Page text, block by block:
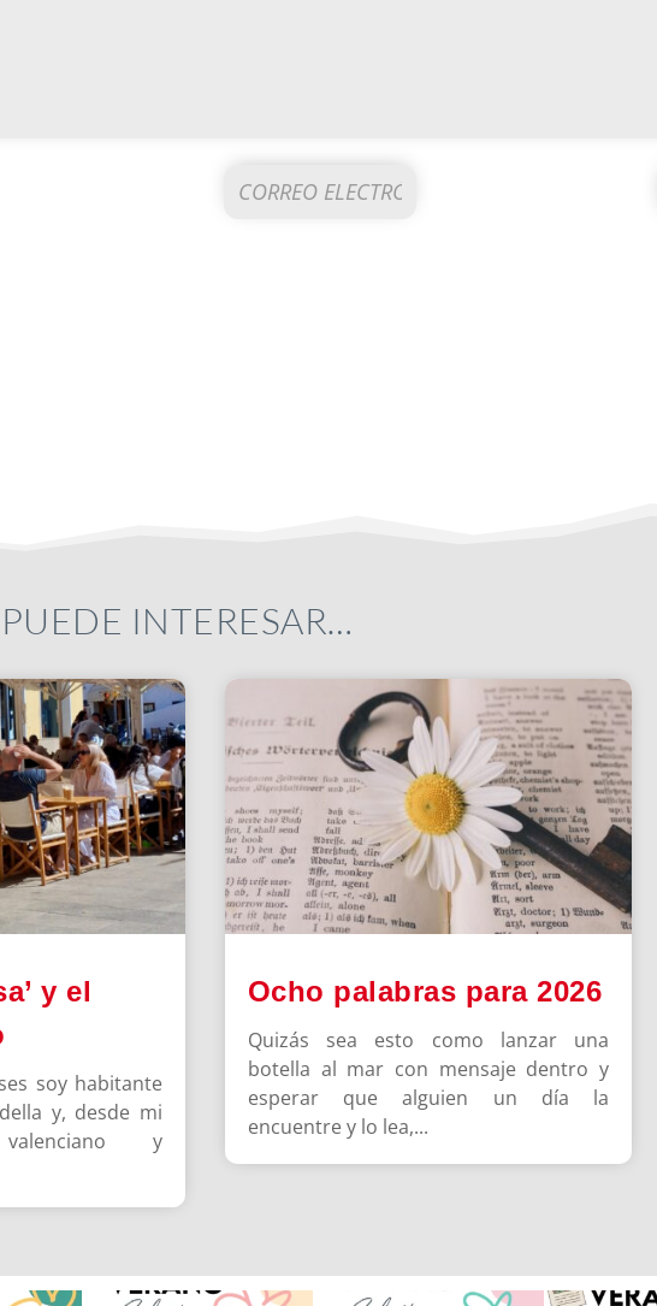
INTERESAR…
y el
soy habitante
y, desde mi
y
Ocho palabras para 2026
Quizás sea esto como lanzar una
botella al mar con mensaje dentro y
esperar que alguien un día la
encuentre y lo lea,...